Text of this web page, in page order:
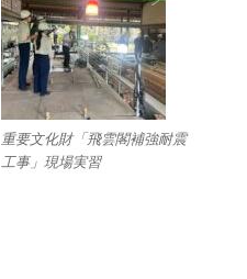
重要文化財「飛雲閣補強耐震
工事」現場実習